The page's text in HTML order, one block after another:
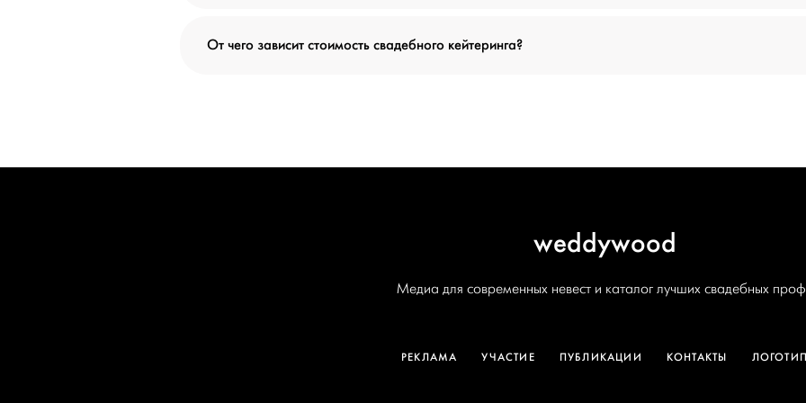
От чего зависит стоимость свадебного кейтеринга?
weddywood
Медиа для современных невест и каталог лучших свадебных
РЕКЛАМА УЧАСТИЕ ПУБЛИКАЦИИ КОНТАКТЫ